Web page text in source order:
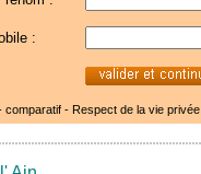
:
comparatif - Respect de la vie privée